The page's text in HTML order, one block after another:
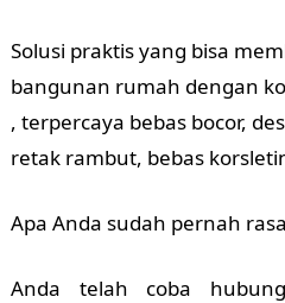
Solusi praktis yang bisa
bangunan rumah dengan
, terpercaya bebas bocor,
retak rambut, bebas
Apa Anda sudah pernah
Anda telah coba